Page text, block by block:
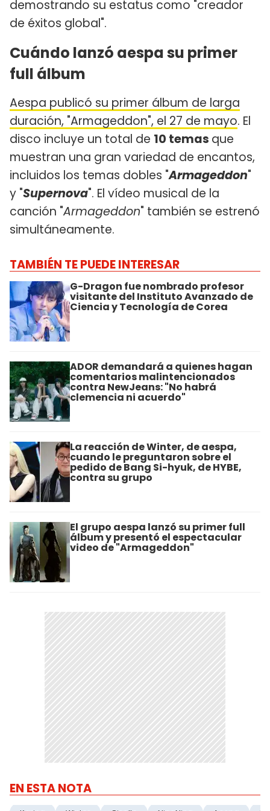
demostrando su estatus como "creador
de éxitos global".
Cuándo lanzó aespa su primer
full álbum
Aespa publicó su primer álbum de larga
duración, "Armageddon", el 27 de mayo. El
disco incluye un total de 10 temas que
muestran una gran variedad de encantos,
incluidos los temas dobles "Armageddon"
y "Supernova". El vídeo musical de la
canción "Armageddon" también se estrenó
simultáneamente.
TAMBIÉN TE PUEDE INTERESAR
G-Dragon fue nombrado profesor
visitante del Instituto Avanzado de
Ciencia y Tecnología de Corea
ADOR demandará a quienes hagan
comentarios malintencionados
contra NewJeans: "No habrá
clemencia ni acuerdo"
La reacción de Winter, de aespa,
cuando le preguntaron sobre el
pedido de Bang Si-hyuk, de HYBE,
contra su grupo
El grupo aespa lanzó su primer full
álbum y presentó el espectacular
video de "Armageddon"
EN ESTA NOTA